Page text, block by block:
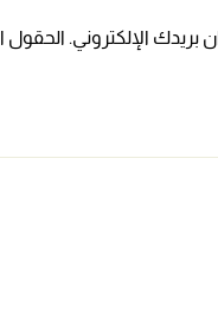
بريدك الإلكتروني. الحقول